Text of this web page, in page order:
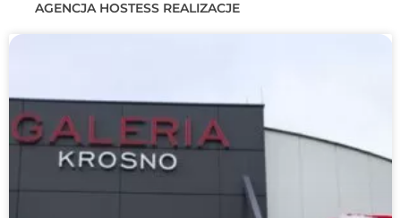
AGENCJA HOSTESS REALIZACJE